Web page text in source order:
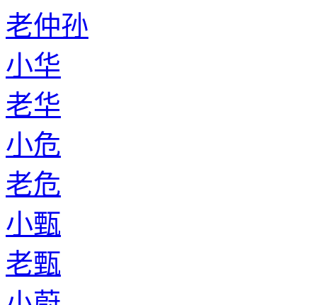
老仲孙
小华
老华
小危
老危
小甄
老甄